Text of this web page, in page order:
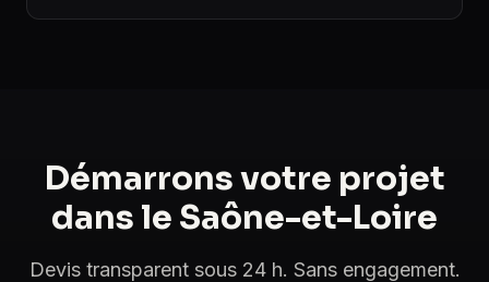
Démarrons votre projet
dans le Saône-et-Loire
Devis transparent sous 24 h. Sans engagement.